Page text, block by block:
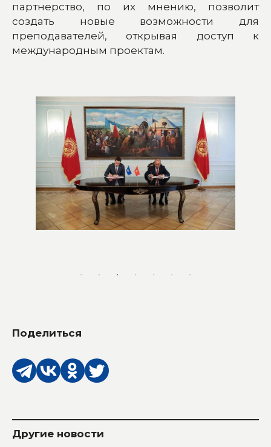
партнерство, по их мнению, позволит
создать новые возможности для
преподавателей, открывая доступ к
международным проектам.
Поделиться
Другие новости